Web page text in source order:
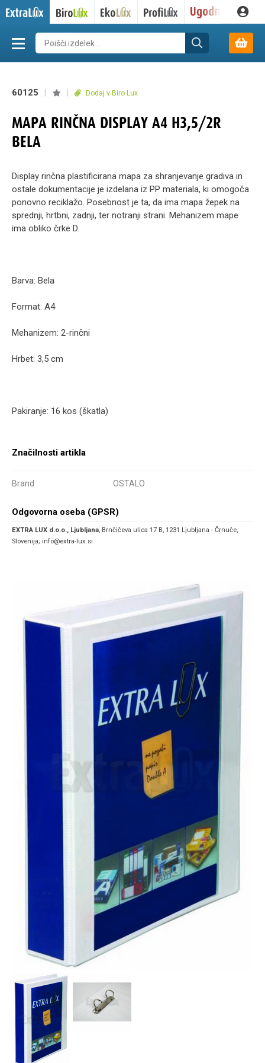
60125 Dodaj v Biro Lux
MAPA RINČNA DISPLAY A4 H3,5/2R
BELA
Display rinčna plastificirana mapa za shranjevanje gradiva in
ostale dokumentacije je izdelana iz PP materiala, ki omogoča
ponovno reciklažo. Posebnost je ta, da ima mapa žepek na
sprednji, hrtbni, zadnji, ter notranji strani. Mehanizem mape
ima obliko črke D.
Barva: Bela
Format: A4
Mehanizem: 2-rinčni
Hrbet: 3,5 cm
Pakiranje: 16 kos (škatla)
Značilnosti artikla
Brand OSTALO
Odgovorna oseba (GPSR)
EXTRA LUX d.o.o., Ljubljana, Brnčičeva ulica 17 B, 1231 Ljubljana - Črnuče,
Slovenija; info@extra-lux.si